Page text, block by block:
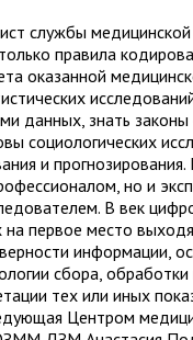
службы медицинской
правила
оказанной
данных, знать
социологических
и
но и
В век
первое место
информации,
сбора, обработки
тех или иных
Центром